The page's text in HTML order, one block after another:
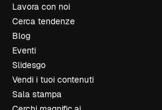
Lavora con noi
Cerca tendenze
Blog
Eventi
Slidesgo
Vendi i tuoi contenuti
Sala stampa